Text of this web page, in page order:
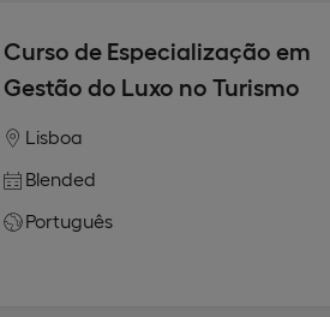
Curso de Especialização em
Gestão do Luxo no Turismo
Lisboa
Blended
Português